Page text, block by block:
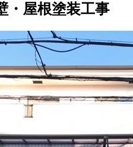
屋根塗装工事